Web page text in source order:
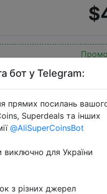
бот у Telegram:
прямих посилань
Superdeals та інших
@AliSuperCoinsBot
виключно для України
з різних джерел